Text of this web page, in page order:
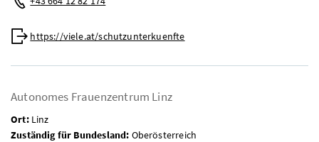
Web:
https://viele.at/schutzunterkuenfte
Autonomes Frauenzentrum Linz
Ort:Linz
Zuständig für Bundesland: Oberösterreich